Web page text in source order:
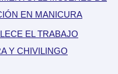
EN MANICURA
EL TRABAJO
Y CHIVILINGO